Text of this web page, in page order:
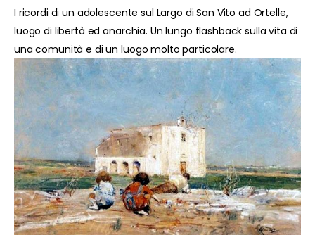
I ricordi di un adolescente sul Largo di San Vito ad Ortelle,
luogo di libertà ed anarchia. Un lungo flashback sulla vita di
una comunità e di un luogo molto particolare.